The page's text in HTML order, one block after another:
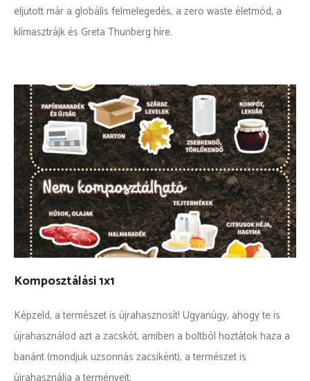
eljutott már a globális felmelegedés, a zero waste életmód, a
klímasztrájk és Greta Thunberg híre.
Komposztálási 1x1
Képzeld, a természet is újrahasznosít! Ugyanúgy, ahogy te is
újrahasználod azt a zacskót, amiben a boltból hoztátok haza a
banánt (mondjuk uzsonnás zacsiként), a természet is